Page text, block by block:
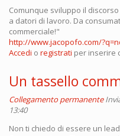
Comunque sviluppo il
a datori di lavoro. Da
commerciale!"
http://www.jacopofo.com/
Accedi o registrati per inserire
Un tassello
Collegamento permanente
13:40
Non ti chiedo di essere un